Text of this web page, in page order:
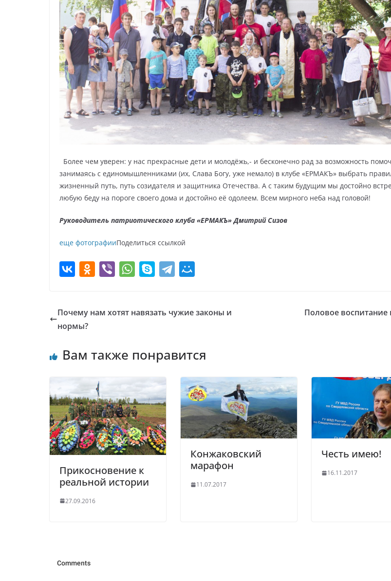
Более чем уверен: у нас прекрасные дети и молодёжь,- и бесконечно рад за возможность
занимаясь с единомышленниками (их, Слава Богу, уже немало) в клубе «ЕРМАКЪ» выбрать
жизненный путь, путь созидателя и защитника Отечества. А с таким будущим мы достойно
любую беду на пороге своего дома и достойно её одолеем. Всем мирного неба над головой!
Руководитель патриотического клуба «ЕРМАКЪ» Дмитрий Сизов
еще фотографииПоделиться ссылкой
Почему нам хотят навязать чужие законы и
нормы?
Половое воспитание
Вам также понравится
Прикосновение к
реальной истории
27.09.2016
Конжаковский
марафон
11.07.2017
Честь имею!
16.11.2017